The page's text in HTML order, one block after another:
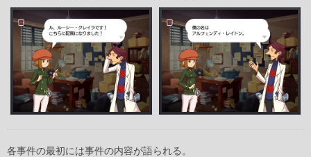
各事件の最初には事件の内容が語られる。